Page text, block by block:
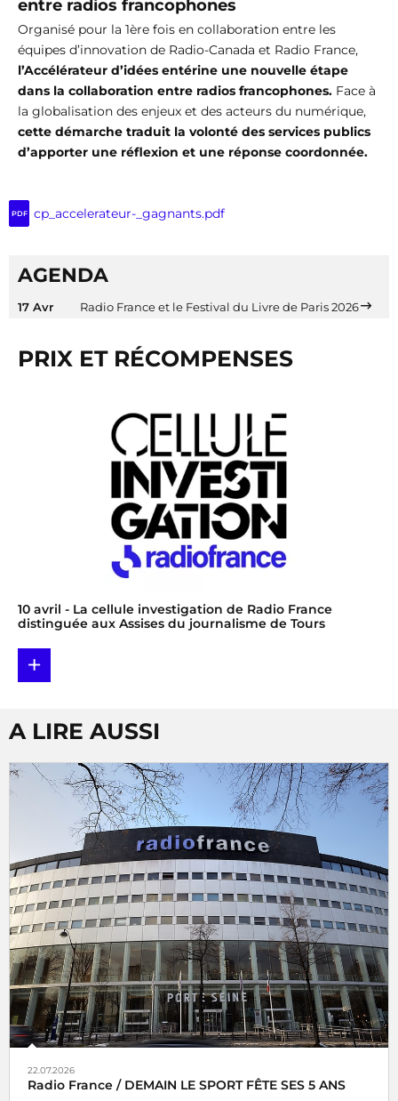
entre radios francophones
Organisé pour la 1ère fois en collaboration entre les
équipes d’innovation de Radio-Canada et Radio France,
l’Accélérateur d’idées entérine une nouvelle étape
dans la collaboration entre radios francophones. Face à
la globalisation des enjeux et des acteurs du numérique,
cette démarche traduit la volonté des services publics
d’apporter une réflexion et une réponse coordonnée.
PDF cp_accelerateur-_gagnants.pdf
AGENDA
17 Avr Radio France et le Festival du Livre de Paris 2026
PRIX ET RÉCOMPENSES
10 avril - La cellule investigation de Radio France
distinguée aux Assises du journalisme de Tours
+
A LIRE AUSSI
22.07.2026
Radio France / DEMAIN LE SPORT FÊTE SES 5 ANS